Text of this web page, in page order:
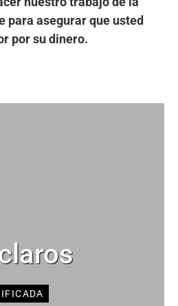
para asegurar que usted
por su dinero.